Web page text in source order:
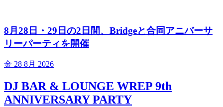
8月28日・29日の2日間、Bridgeと合同アニバーサ
リーパーティを開催
金 28 8月 2026
DJ BAR & LOUNGE WREP 9th
ANNIVERSARY PARTY